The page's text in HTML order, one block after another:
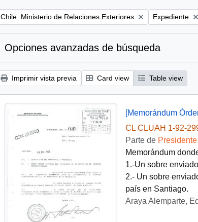
Remove filter:
Chile. Ministerio de Relaciones Exteriores Remove filter:
Expediente
Opciones avanzadas de búsqueda
Imprimir vista previa Card view Table view
[Memorándum
CL CLUAH 1-92-
Parte de
Memorándum
1.-Un sobre
2.- Un sobre
país en Santiago.
Araya Alemparte,